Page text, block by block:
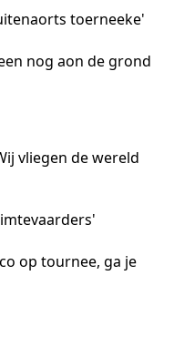
toerneeke'
nog aon de grond
vliegen de wereld
op tournee, ga je